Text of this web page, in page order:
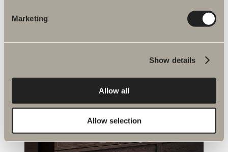
Marketing
Show details
Allow all
Allow selection